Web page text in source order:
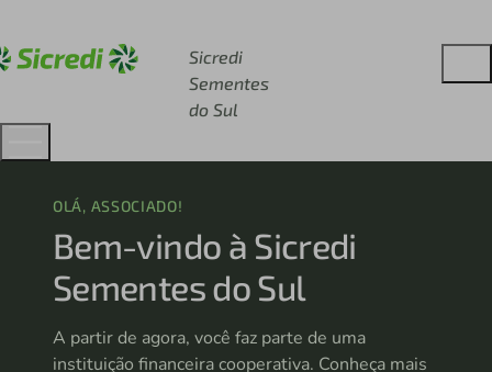
Sicredi
Sementes
do Sul
OLÁ, ASSOCIADO!
Bem-vindo à Sicredi
Sementes do Sul
A partir de agora, você faz parte de uma
instituição financeira cooperativa. Conheça mais